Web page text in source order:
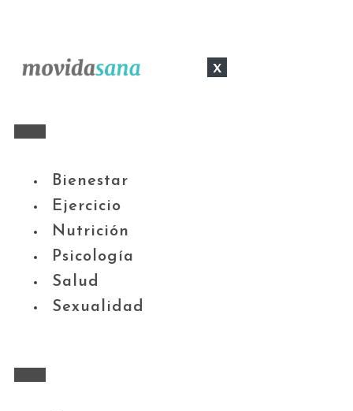
x
Bienestar
Ejercicio
Nutrición
Psicología
Salud
Sexualidad